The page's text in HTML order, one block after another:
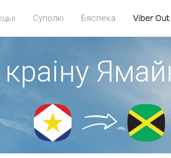
Суполкі Бяспека Viber Out